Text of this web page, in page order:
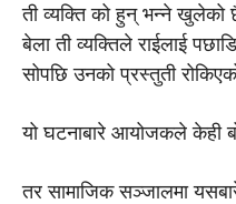
ती व्यक्ति को हुन् भन्ने खुलेको
बेला ती व्यक्तिले राईलाई
सोपछि उनको प्रस्तुती
यो घटनाबारे आयोजकले केही
तर सामाजिक सञ्जालमा